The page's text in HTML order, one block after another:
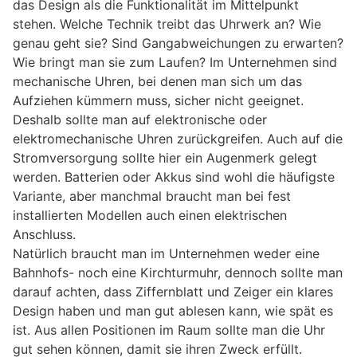
das Design als die Funktionalität im Mittelpunkt
stehen. Welche Technik treibt das Uhrwerk an? Wie
genau geht sie? Sind Gangabweichungen zu erwarten?
Wie bringt man sie zum Laufen? Im Unternehmen sind
mechanische Uhren, bei denen man sich um das
Aufziehen kümmern muss, sicher nicht geeignet.
Deshalb sollte man auf elektronische oder
elektromechanische Uhren zurückgreifen. Auch auf die
Stromversorgung sollte hier ein Augenmerk gelegt
werden. Batterien oder Akkus sind wohl die häufigste
Variante, aber manchmal braucht man bei fest
installierten Modellen auch einen elektrischen
Anschluss.
Natürlich braucht man im Unternehmen weder eine
Bahnhofs- noch eine Kirchturmuhr, dennoch sollte man
darauf achten, dass Ziffernblatt und Zeiger ein klares
Design haben und man gut ablesen kann, wie spät es
ist. Aus allen Positionen im Raum sollte man die Uhr
gut sehen können, damit sie ihren Zweck erfüllt.